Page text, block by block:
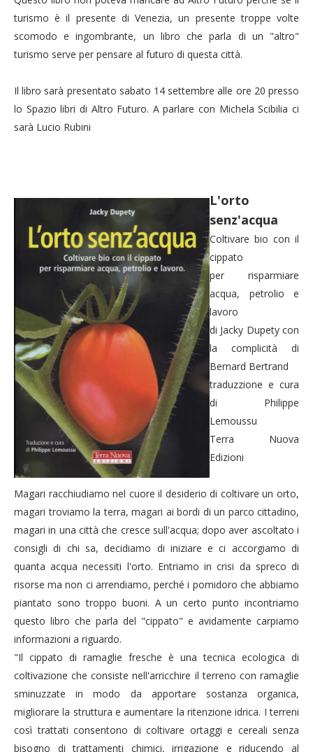
turismo è il presente di Venezia, un presente troppe volte
scomodo e ingombrante, un libro che parla di un "altro"
turismo serve per pensare al futuro di questa città.
Il libro sarà presentato sabato 14 settembre alle ore 20 presso
lo Spazio libri di Altro Futuro. A parlare con Michela Scibilia ci
sarà Lucio Rubini
L'orto
senz'acqua
Coltivare bio con il
cippato
per risparmiare
acqua, petrolio e
lavoro
di Jacky Dupety con
la complicità di
Bernard Bertrand
traduzzione e cura
di Philippe
Lemoussu
Terra Nuova
Edizioni
Magari racchiudiamo nel cuore il desiderio di coltivare un orto,
magari troviamo la terra, magari ai bordi di un parco cittadino,
magari in una città che cresce sull'acqua; dopo aver ascoltato i
consigli di chi sa, decidiamo di iniziare e ci accorgiamo di
quanta acqua necessiti l'orto. Entriamo in crisi da spreco di
risorse ma non ci arrendiamo, perché i pomidoro che abbiamo
piantato sono troppo buoni. A un certo punto incontriamo
questo libro che parla del "cippato" e avidamente carpiamo
informazioni a riguardo.
"Il cippato di ramaglie fresche è una tecnica ecologica di
coltivazione che consiste nell'arricchire il terreno con ramaglie
sminuzzate in modo da apportare sostanza organica,
migliorare la struttura e aumentare la ritenzione idrica. I terreni
così trattati consentono di coltivare ortaggi e cereali senza
bisogno di trattamenti chimici, irrigazione e riducendo al